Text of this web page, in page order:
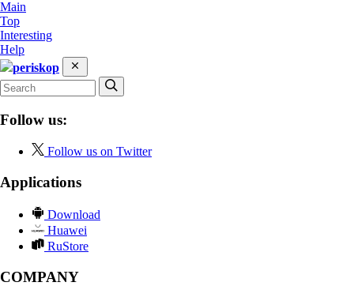
Main
Top
Interesting
Help
periskop
Follow us:
Follow us on Twitter
Applications
Download
Huawei
RuStore
COMPANY